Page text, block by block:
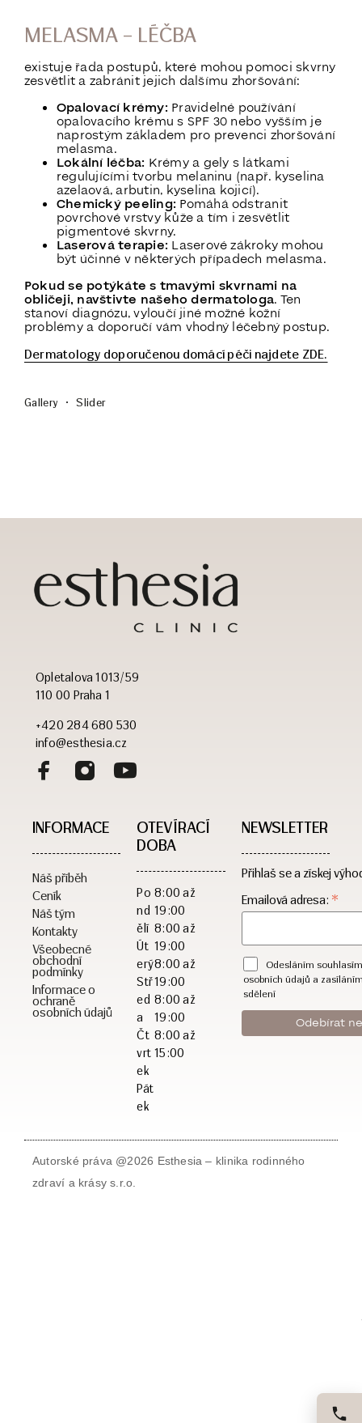
MELASMA – LÉČBA
existuje řada postupů, které mohou pomoci skvrny
zesvětlit a zabránit jejich dalšímu zhoršování:
Opalovací krémy: Pravidelné používání
opalovacího krému s SPF 30 nebo vyšším je
naprostým základem pro prevenci zhoršování
melasma.
Lokální léčba: Krémy a gely s látkami
regulujícími tvorbu melaninu (např. kyselina
azelaová, arbutin, kyselina kojicí).
Chemický peeling: Pomáhá odstranit
povrchové vrstvy kůže a tím i zesvětlit
pigmentové skvrny.
Laserová terapie: Laserové zákroky mohou
být účinné v některých případech melasma.
Pokud se potýkáte s tmavými skvrnami na
obličeji, navštivte našeho dermatologa. Ten
stanoví diagnózu, vyloučí jiné možné kožní
problémy a doporučí vám vhodný léčebný postup.
Dermatology doporučenou domácí péči najdete ZDE.
Gallery Slider
Opletalova 1013/59
110 00 Praha 1
+420 284 680 530
info@esthesia.cz
INFORMACE
Náš příběh
Ceník
Náš tým
Kontakty
Všeobecné
obchodní
podmínky
Informace o
ochraně
osobních údajů
OTEVÍRACÍ
DOBA​
Po
nd
ělí
Út
erý
Stř
ed
a
Čt
vrt
ek
Pát
ek
8:00 až
19:00
8:00 až
19:00
8:00 až
19:00
8:00 až
19:00
8:00 až
15:00
NEWSLETTER
Přihlaš se a získej
Emailová adresa: *
Odesláním
osobních údajů a
sdělení
Autorské práva @2026 Esthesia – klinika rodinného
zdraví a krásy s.r.o.